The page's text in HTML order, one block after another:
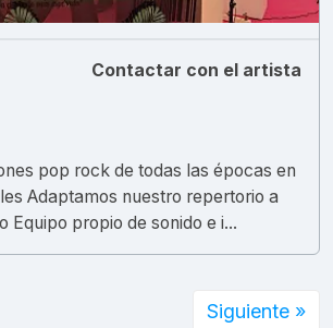
Contactar con el artista
pop rock de todas las épocas en
Adaptamos nuestro repertorio a
Equipo propio de sonido e i...
Siguiente »